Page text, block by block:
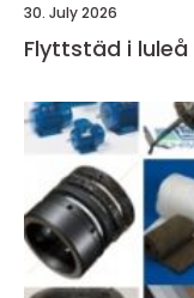
30. July 2026